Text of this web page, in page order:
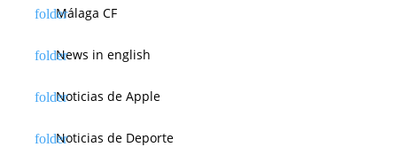
Málaga CF
News in english
Noticias de Apple
Noticias de Deporte